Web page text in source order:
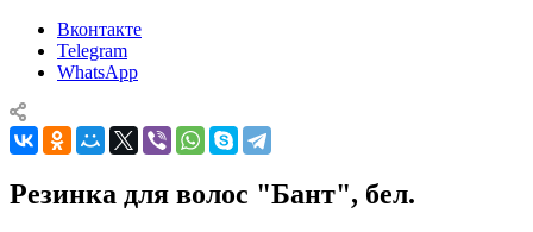
Вконтакте
Telegram
WhatsApp
Резинка для волос "Бант", бел.